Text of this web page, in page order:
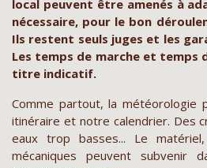
local peuvent être amenés à
nécessaire, pour le bon
Ils restent seuls juges et les
Les temps de marche et temps
titre indicatif.
Comme partout, la météorologie
itinéraire et notre calendrier. Des
eaux trop basses... Le
mécaniques peuvent subvenir